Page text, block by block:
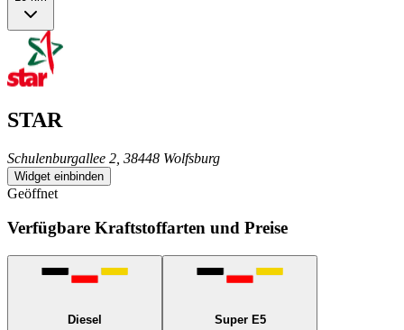
STAR
Schulenburgallee 2, 38448 Wolfsburg
Widget einbinden
Geöffnet
Verfügbare Kraftstoffarten und Preise
Diesel Super E5